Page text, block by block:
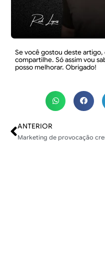
Se você gostou deste
compartilhe. Só assim vou
posso melhorar. Obrigado!
ANTERIOR